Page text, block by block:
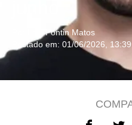
Por Lais Pontin Matos
Postado em: 01/06/2026,